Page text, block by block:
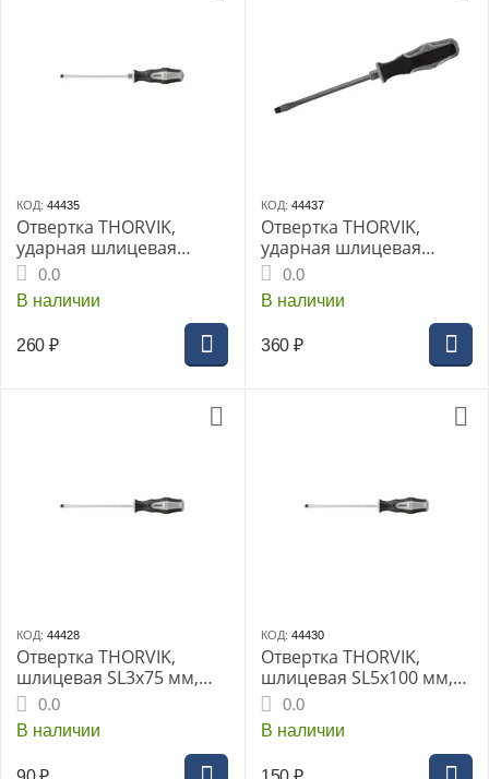
КОД: 44435
Отвертка THORVIK,
ударная шлицевая
SL6х100 мм, (SDLG610)
0.0
В наличии
260 ₽
КОД: 44437
Отвертка THORVIK,
ударная шлицевая
SL8х150 мм, (SDLG815)
0.0
В наличии
360 ₽
КОД: 44428
Отвертка THORVIK,
шлицевая SL3х75 мм,
(SDL3075)
0.0
В наличии
КОД: 44430
Отвертка THORVIK,
шлицевая SL5х100 мм,
(SDL5100)
0.0
В наличии